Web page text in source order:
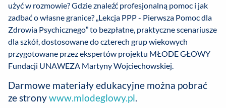
użyć w rozmowie? Gdzie znaleźć profesjonalną pomoc i jak
zadbać o własne granice? „Lekcja PPP - Pierwsza Pomoc dla
Zdrowia Psychicznego” to bezpłatne, praktyczne scenariusze
dla szkół, dostosowane do czterech grup wiekowych
przygotowane przez ekspertów projektu MŁODE GŁOWY
Fundacji UNAWEZA Martyny Wojciechowskiej.
Darmowe materiały edukacyjne można pobrać
ze stronywww.mlodeglowy.pl.